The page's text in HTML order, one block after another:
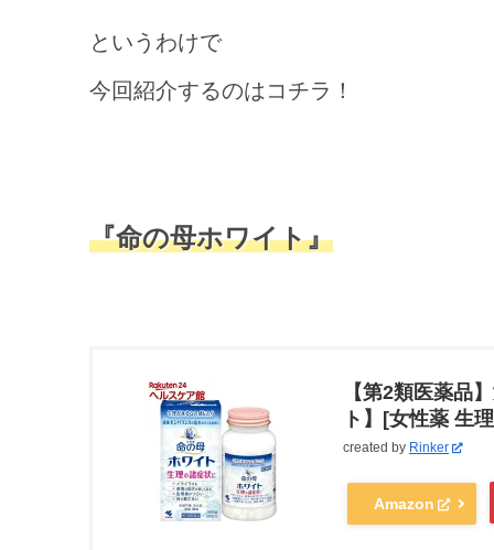
というわけで
今回紹介するのはコチラ！
『命の母ホワイト』
【第2類医薬品
ト】[女性薬 生
created by Rinker
Amazon